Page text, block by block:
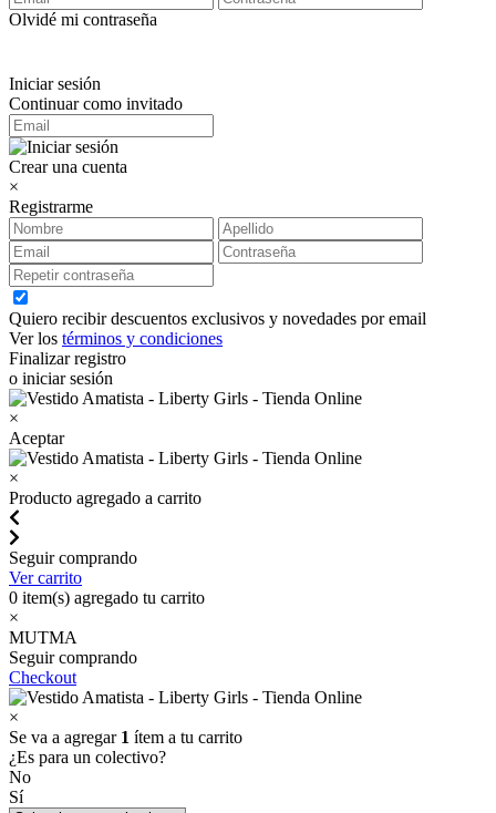
Olvidé mi contraseña
Iniciar sesión
Continuar como invitado
Crear una cuenta
×
Registrarme
Quiero recibir descuentos exclusivos y novedades por email
Ver los términos y condiciones
Finalizar registro
o iniciar sesión
×
Aceptar
×
Producto agregado a carrito
Seguir comprando
Ver carrito
0 item(s) agregado tu carrito
×
MUTMA
Seguir comprando
Checkout
×
Se va a agregar 1 ítem a tu carrito
¿Es para un colectivo?
No
Sí